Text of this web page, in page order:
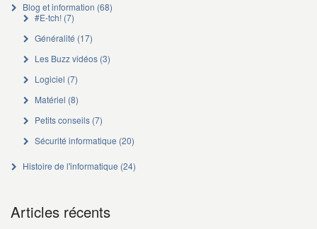
Blog et information (68)
#E-tch!(7)
Généralité (17)
Les Buzz vidéos(3)
Logiciel (7)
Matériel (8)
Petits conseils(7)
Sécurité informatique (20)
Histoire de l'informatique (24)
Articles récents